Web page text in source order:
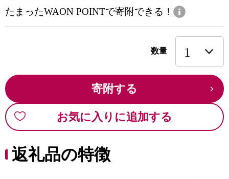
たまったWAON POINTで寄附できる！
数量
寄附する
お気に入りに追加する
返礼品の特徴